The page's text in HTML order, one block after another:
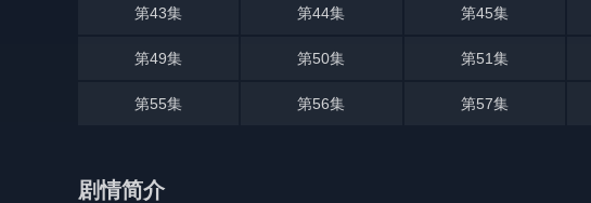
第43集 第44集 第45集
第49集 第50集 第51集
第55集 第56集 第57集
剧情简介